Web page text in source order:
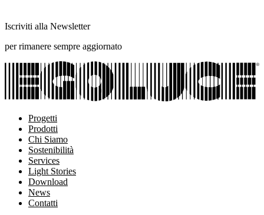
Iscriviti alla Newsletter
per rimanere sempre aggiornato
Progetti
Prodotti
Chi Siamo
Sostenibilità
Services
Light Stories
Download
News
Contatti